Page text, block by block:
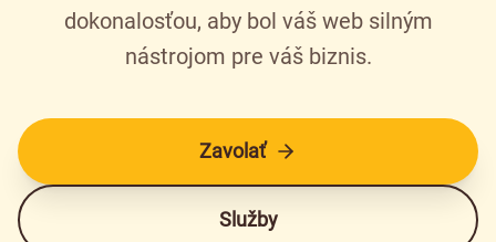
dokonalosťou, aby bol váš web silným
nástrojom pre váš biznis.
Zavolať
Služby